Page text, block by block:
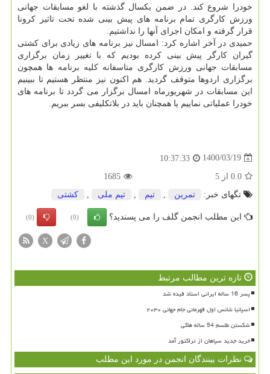
خودرا شروع کند. در ضمن یکسال گذشته با لغو مسابقات جهانی
ورزش کارگری تمام برنامه های پیش بینی شده تحت تاثیر کرونا
قرار گرفته و امکان اجرای آنها را نداشتیم.
حمیدی در آخر اشاره کرد: امسال نیز برنامه های زیادی برای کشتی
گیران کارگر پیش بینی کرده بودیم که با تغییر زمان برگزاری
مسابقات جهانی ورزش کارگری متاسفانه کلیه برنامه ها همچون
برگزاری اردوها متوقف گردید. هم اکنون نیز منتظر هستیم تا ببینیم
این مسابقات در شهریورماه امسال برگزار می گردد تا برنامه های
خودرا عملیاتی نماییم یا همچنان باید در بلاتکلیفی بسر ببریم.
1400/03/19
10:37:33
0.0 از 5
1685
تگهای خبر:
تمرین تیم تیم ملی كشتی
این مطلب انجمن گلف را می پسندید؟ (0)
(0)
X
تازه ترین مطالب مرتبط
پسر 16 ساله ایرانی استاد فیده شد
اسپانیا شانس اول قهرمانی جام جهانی ۲۰۳۰
شکستن طلسم 54 ساله هاکی
خرید جدید سپاهان از تراکتور آمد
نظرات بینندگان انجمن در مورد این مطلب